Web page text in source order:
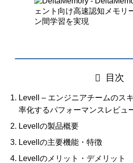
目次
Levell – エンジニアチームのス
率化するパフォーマンスレビュ
Levellの製品概要
Levellの主要機能・特徴
Levellのメリット・デメリット